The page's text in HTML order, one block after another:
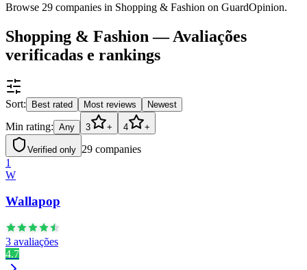
Browse 29 companies in Shopping & Fashion on GuardOpinion.
Shopping & Fashion — Avaliações
verificadas e rankings
Sort: Best rated Most reviews Newest
Min rating: Any 3 + 4 +
Verified only 29 companies
1
W
Wallapop
3 avaliações
4.7